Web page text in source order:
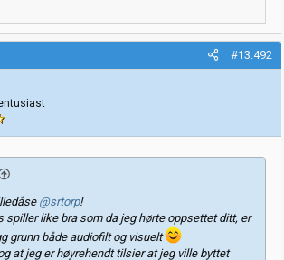
#13.492
@srtorp!
spiller like bra som da jeg hørte oppsettet ditt, er
grunn både audiofilt og visuelt
at jeg er høyrehendt tilsier at jeg ville byttet